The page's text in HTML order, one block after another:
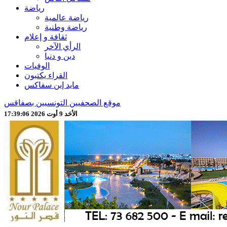
رياضة
رياضة عالمية
رياضة وطنية
ثقافة و إعلام
الرأي الآخر
دين و دنيا
الوفيات
القراء يكتبون
مايد إين سفاكس
موقع الصحفيين التونسيين بصفاقس
الأحَد 9 أوت 2026 17:39:08